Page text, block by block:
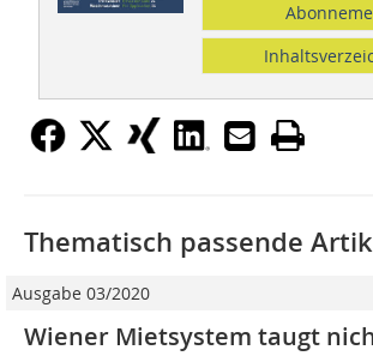
Thematisch passende
Ausgabe 03/2020
Wiener Mietsystem taugt